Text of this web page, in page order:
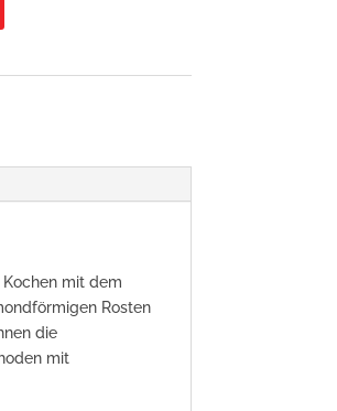
mit dem
Rosten
die
mit